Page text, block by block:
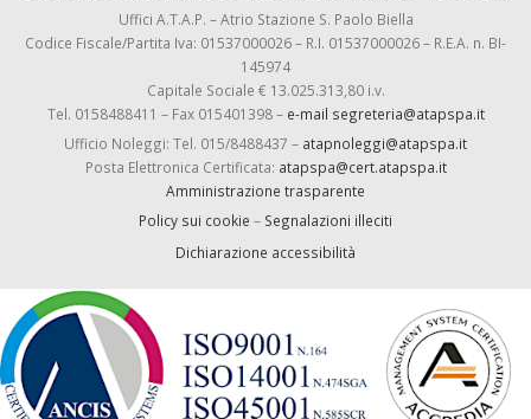
Uffici A.T.A.P. – Atrio Stazione S. Paolo Biella
Codice Fiscale/Partita Iva: 01537000026 – R.I. 01537000026 – R.E.A. n. BI-
145974
Capitale Sociale € 13.025.313,80 i.v.
Tel. 0158488411 – Fax 015401398 – e-mail segreteria@atapspa.it
Ufficio Noleggi: Tel. 015/8488437 – atapnoleggi@atapspa.it
Posta Elettronica Certificata: atapspa@cert.atapspa.it
Amministrazione trasparente
Policy sui cookie – Segnalazioni illeciti
Dichiarazione accessibilità